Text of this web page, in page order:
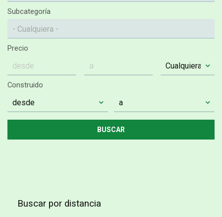
Subcategoría
Precio
Construido
Buscar por distancia